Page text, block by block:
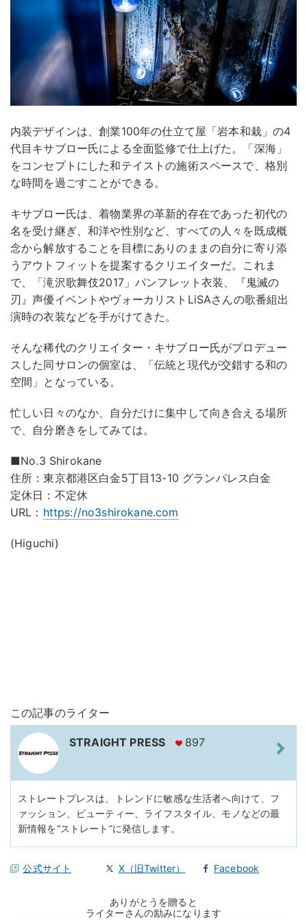
内装デザインは、創業100年の仕立て屋「岩本和栽」の4
代目キサブロー氏による全面監修で仕上げた。「深海」
をコンセプトにした和テイストの施術スペースで、格別
な時間を過ごすことができる。
キサブロー氏は、着物業界の革新的存在であった初代の
名を受け継ぎ、和洋や性別など、すべての人々を既成概
念から解放することを目標にありのままの自分に寄り添
うアウトフィットを提案するクリエイターだ。これま
で、「滝沢歌舞伎2017」パンフレット衣装、『鬼滅の
刃』声優イベントやヴォーカリストLiSAさんの歌番組出
演時の衣装などを手がけてきた。
そんな稀代のクリエイター・キサブロー氏がプロデュー
スした同サロンの個室は、「伝統と現代が交錯する和の
空間」となっている。
忙しい日々のなか、自分だけに集中して向き合える場所
で、自分磨きをしてみては。
■No.3 Shirokane
住所：東京都港区白金5丁目13-10 グランパレス白金
定休日：不定休
URL： https://no3shirokane.com
(Higuchi)
この記事のライター
STRAIGHT PRESS 897
ストレートプレスは、トレンドに敏感な生活者へ向けて、フ
ァッション、ビューティー、ライフスタイル、モノなどの最
新情報を“ストレート”に発信します。
公式サイト X（旧Twitter） Facebook
ありがとうを贈ると
ライターさんの励みになります